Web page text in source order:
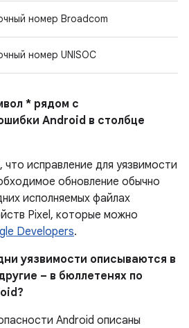
номер Broadcom
номер UNISOC
* рядом с
Android в столбце
исправление для уязвимости
обновление обычно
исполняемых файлах
Pixel, которые можно
Developers.
уязвимости описываются в
– в бюллетенях по
Android описаны